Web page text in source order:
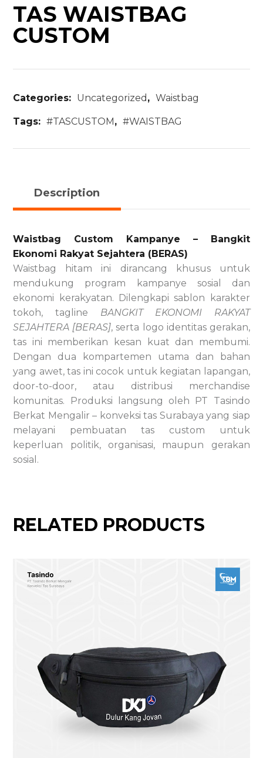
TAS WAISTBAG
CUSTOM
Categories: Uncategorized , Waistbag
Tags: #TASCUSTOM, #WAISTBAG
Description
Waistbag Custom Kampanye – Bangkit
Ekonomi Rakyat Sejahtera (BERAS)
Waistbag hitam ini dirancang khusus untuk
mendukung program kampanye sosial dan
ekonomi kerakyatan. Dilengkapi sablon karakter
tokoh, tagline BANGKIT EKONOMI RAKYAT
SEJAHTERA [BERAS], serta logo identitas gerakan,
tas ini memberikan kesan kuat dan membumi.
Dengan dua kompartemen utama dan bahan
yang awet, tas ini cocok untuk kegiatan lapangan,
door-to-door, atau distribusi merchandise
komunitas. Produksi langsung oleh PT Tasindo
Berkat Mengalir – konveksi tas Surabaya yang siap
melayani pembuatan tas custom untuk
keperluan politik, organisasi, maupun gerakan
sosial.
RELATED PRODUCTS